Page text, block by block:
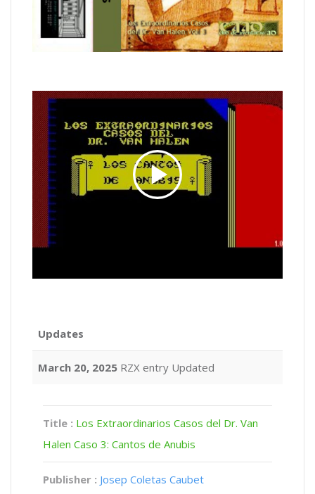
Updates
March 20, 2025 RZX entry Updated
Title : Los Extraordinarios Casos del Dr. Van
Halen Caso 3: Cantos de Anubis
Publisher : Josep Coletas Caubet